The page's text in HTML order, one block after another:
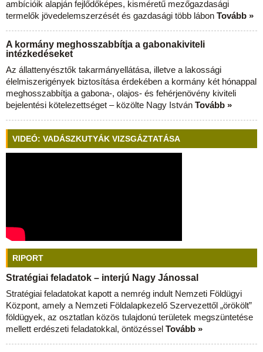
ambícióik alapján fejlődőképes, kisméretű mezőgazdasági
termelők jövedelemszerzését és gazdasági több lábon Tovább »
A kormány meghosszabbítja a gabonakiviteli
intézkedéseket
Az állattenyésztők takarmányellátása, illetve a lakossági
élelmiszerigények biztosítása érdekében a kormány két hónappal
meghosszabbítja a gabona-, olajos- és fehérjenövény kiviteli
bejelentési kötelezettséget – közölte Nagy István Tovább »
VIDEÓ: VADÁSZKUTYÁK VIZSGÁZTATÁSA
RIPORT
Stratégiai feladatok – interjú Nagy Jánossal
Stratégiai feladatokat kapott a nemrég indult Nemzeti Földügyi
Központ, amely a Nemzeti Földalapkezelő Szervezettől „örökölt”
földügyek, az osztatlan közös tulajdonú területek megszüntetése
mellett erdészeti feladatokkal, öntözéssel Tovább »